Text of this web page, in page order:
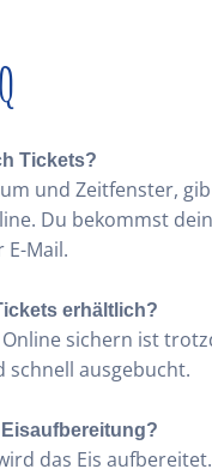
Tickets?
und Zeitfenster,
Du bekommst
Mail.
erhältlich?
sichern ist
schnell ausgebucht.
das Eis